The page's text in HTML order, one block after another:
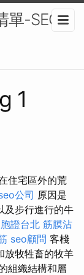
單-SEO
1
住宅區外的荒
公司 原因是
及步行進行的牛
證台北 筋膜沾
seo顧問 客棧
放牧牲畜的牧羊
組織結構和層